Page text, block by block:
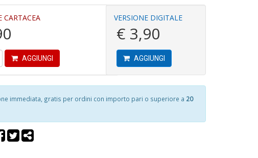
CARTACEA
AGGIUNGI
VERSIONE DIGITALE
€ 3,90
AGGIUNGI
immediata, gratis per ordini con importo pari o superiore a 20